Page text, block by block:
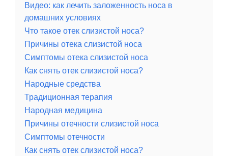
Видео: как лечить заложенность носа в
домашних условиях
Что такое отек слизистой носа?
Причины отека слизистой носа
Симптомы отека слизистой носа
Как снять отек слизистой носа?
Народные средства
Традиционная терапия
Народная медицина
Причины отечности слизистой носа
Симптомы отечности
Как снять отек слизистой носа?